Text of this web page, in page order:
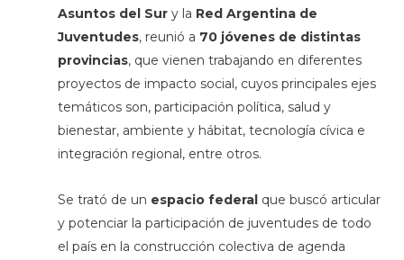
Asuntos del Sury la Red Argentina de
Juventudes, reunió a 70 jóvenes de distintas
provincias, que vienen trabajando en diferentes
proyectos de impacto social, cuyos principales ejes
temáticos son, participación política, salud y
bienestar, ambiente y hábitat, tecnología cívica e
integración regional, entre otros.
Se trató de un espacio federalque buscó articular
y potenciar la participación de juventudes de todo
el país en la construcción colectiva de agenda